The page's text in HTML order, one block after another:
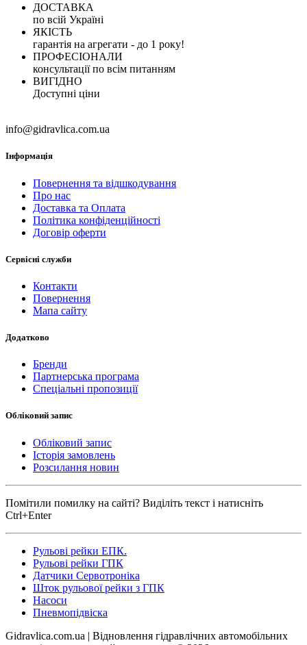
ДОСТАВКА
по всій Україні
ЯКІСТЬ
гарантія на агрегати - до 1 року!
ПРОФЕСІОНАЛИ
консультації по всім питанням
ВИГІДНО
Доступні ціни
info@gidravlica.com.ua
Інформація
Повернення та відшкодування
Про нас
Доставка та Оплата
Політика конфіденційності
Договір оферти
Сервісні служби
Контакти
Повернення
Мапа сайту
Додатково
Бренди
Партнерська програма
Спеціальні пропозиції
Обліковий запис
Обліковий запис
Історія замовлень
Розсилання новин
Помітили помилку на сайті? Виділіть текст і натисніть
Ctrl+Enter
Рульові рейки ЕПК.
Рульові рейки ГПК
Датчики Сервотроніка
Шток рульової рейки з ГПК
Насоси
Пневмопідвіска
Gidravlica.com.ua | Відновлення гідравлічних автомобільних